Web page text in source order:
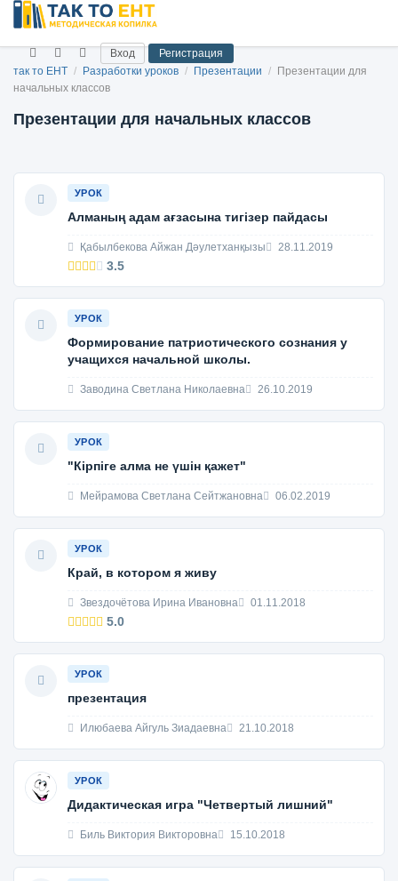
Вход
Регистрация
так то ЕНТ / Разработки уроков / Презентации /
Презентации для
начальных классов
Презентации для начальных классов
УРОК
Алманың адам ағзасына тигізер пайдасы
Қабылбекова Айжан Дәулетханқызы 28.11.2019
3.5
УРОК
Формирование патриотического сознания у
учащихся начальной школы.
Заводина Светлана Николаевна 26.10.2019
УРОК
"Кірпіге алма не үшін қажет"
Мейрамова Светлана Сейтжановна 06.02.2019
УРОК
Край, в котором я живу
Звездочётова Ирина Ивановна 01.11.2018
5.0
УРОК
презентация
Илюбаева Айгуль Зиадаевна 21.10.2018
УРОК
Дидактическая игра "Четвертый лишний"
Биль Виктория Викторовна 15.10.2018